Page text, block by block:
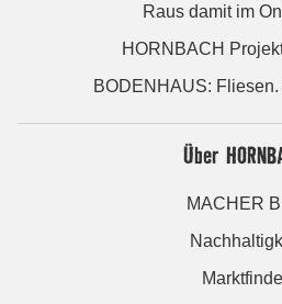
Raus damit im
HORNBACH
BODENHAUS:
Über
MACHER